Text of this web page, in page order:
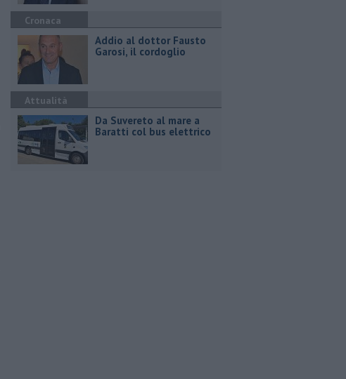
Cronaca
Addio al dottor Fausto
Garosi, il cordoglio
Attualità
Da Suvereto al mare a
Baratti col bus elettrico